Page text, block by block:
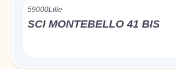
59000Lille
SCI MONTEBELLO 41 BIS